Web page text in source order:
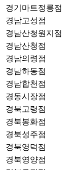
경기마트정릉점
경남고성점
경남산청원지점
경남산청점
경남의령점
경남하동점
경남합천점
경동시장점
경북고령점
경북봉화점
경북성주점
경북영덕점
경북영양점